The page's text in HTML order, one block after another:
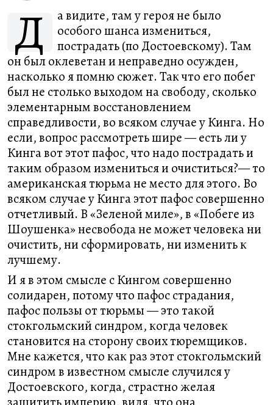
Д
а видите, там у героя не было
особого шанса измениться,
пострадать (по Достоевскому). Там
он был оклеветан и неправедно осужден,
насколько я помню сюжет. Так что его побег
был не столько выходом на свободу, сколько
элементарным восстановлением
справедливости, во всяком случае у Кинга. Но
если, вопрос рассмотреть шире — есть ли у
Кинга вот этот пафос, что надо пострадать и
таким образом измениться и очиститься?— то
американская тюрьма не место для этого. Во
всяком случае у Кинга этот пафос совершенно
отчетливый. В «Зеленой миле», в «Побеге из
Шоушенка» несвобода не может человека ни
очистить, ни сформировать, ни изменить к
лучшему.
И я в этом смысле с Кингом совершенно
солидарен, потому что пафос страдания,
пафос пользы от тюрьмы — это такой
стокгольмский синдром, когда человек
становится на сторону своих тюремщиков.
Мне кажется, что как раз этот стокгольмский
синдром в известном смысле случился у
Достоевского, когда, страстно желая